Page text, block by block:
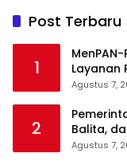
Post Terbaru
1
Layanan
Agustus 7,
2
Balita,
Agustus 7,